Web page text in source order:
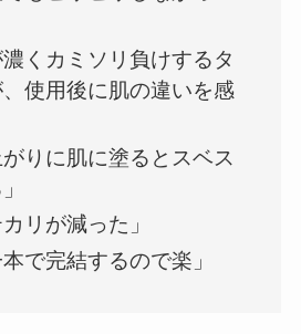
濃くカミソリ負けするタ
使用後に肌の違いを感
がりに肌に塗るとスベス
カリが減った」
本で完結するので楽」